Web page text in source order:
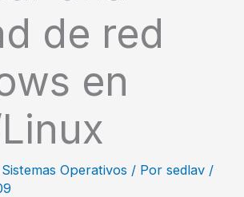
de red
en
Sistemas Operativos / Por sedlav /